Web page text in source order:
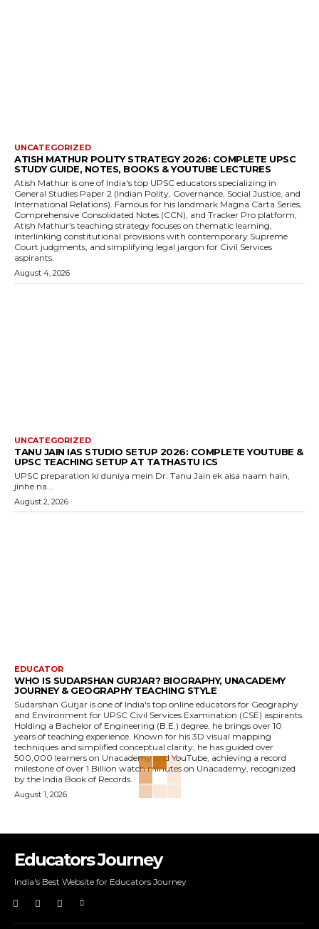
UNCATEGORIZED
ATISH MATHUR POLITY STRATEGY 2026: COMPLETE UPSC
STUDY GUIDE, NOTES, BOOKS & YOUTUBE LECTURES
Atish Mathur is one of India's top UPSC educators specializing in
General Studies Paper 2 (Indian Polity, Governance, Social Justice, and
International Relations). Famous for his landmark Magna Carta Series,
Comprehensive Consolidated Notes (CCN), and Tracker Pro platform,
Atish Mathur's teaching strategy focuses on thematic learning,
interlinking constitutional provisions with contemporary Supreme
Court judgments, and simplifying legal jargon for Civil Services
aspirants.
August 4, 2026
UNCATEGORIZED
TANU JAIN IAS STUDIO SETUP 2026: COMPLETE YOUTUBE &
UPSC TEACHING SETUP AT TATHASTU ICS
UPSC preparation ki duniya mein Dr. Tanu Jain ek aisa naam hain,
jinhe na...
August 2, 2026
EDUCATOR
WHO IS SUDARSHAN GURJAR? BIOGRAPHY, UNACADEMY
JOURNEY & GEOGRAPHY TEACHING STYLE
Sudarshan Gurjar is one of India's top online educators for Geography
and Environment for UPSC Civil Services Examination (CSE) aspirants.
Holding a Bachelor of Engineering (B.E.) degree, he brings over 10
years of teaching experience. Known for his 3D visual mapping
techniques and simplified conceptual clarity, he has guided over
500,000 learners on Unacademy and YouTube, achieving a record
milestone of over 1 Billion watch minutes on Unacademy, recognized
by the India Book of Records.
August 1, 2026
Educators Journey
India's Best Website for Educators Journey